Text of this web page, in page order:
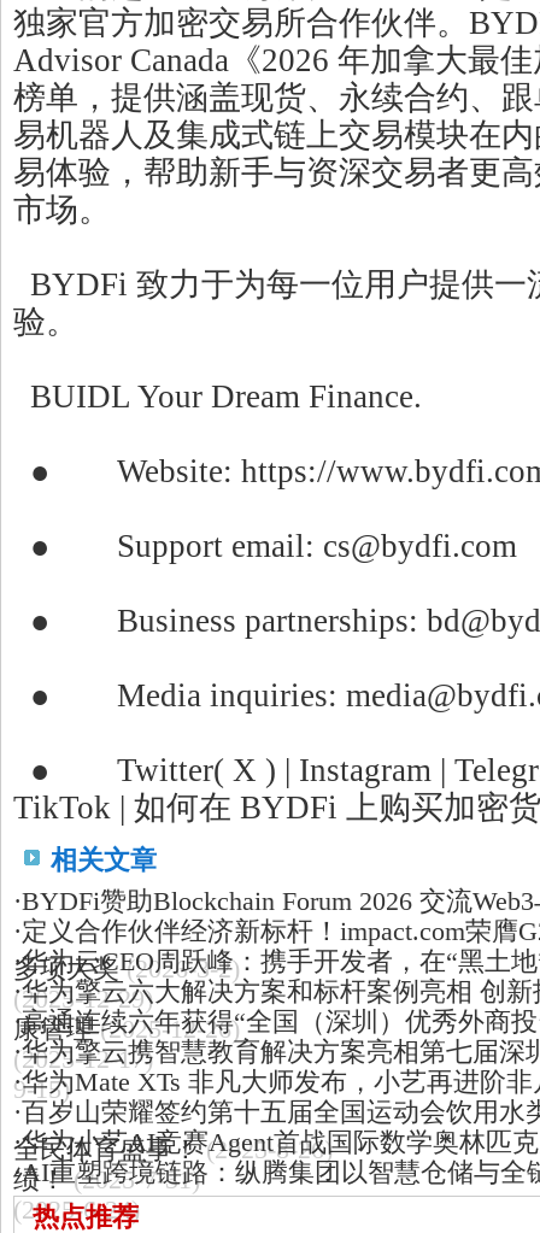
独家官方加密交易所合作伙伴。
Advisor Canada《2026 年加拿大最
榜单，提供涵盖现货、永续合约、
易机器人及集成式链上交易模块在
易体验，帮助新手与资深交易者更
市场。
BYDFi 致力于为每一位用户提供一
验。
BUIDL Your Dream Finance.
● Website: https://
● Support email: cs@bydfi.com
● Business partnerships:
● Media inquiries:
● Twitter( X ) | Instagram |
TikTok | 如何在 BYDFi 上购买加密
相关文章
·BYDFi赞助Blockchain Forum 2026 交流
·定义合作伙伴经济新标杆！impact.com荣膺
多项大奖 (2026-3-2)
·华为云CEO周跃峰：携手开发者，在“黑土
(2025-12-29)
·华为擎云六大解决方案和标杆案例亮相 创
康管理 (2025-12-26)
·高通连续六年获得“全国（深圳）优秀外商
(2025-12-17)
·华为擎云携智慧教育解决方案亮相第七届深
9-15)
·华为Mate XTs 非凡大师发布，小艺再进阶
·百岁山荣耀签约第十五届全国运动会饮用水
全民体育盛事！ (2025-8-26)
·华为小艺AI竞赛Agent首战国际数学奥林匹
绩！ (2025-7-31)
·AI重塑跨境链路：纵腾集团以智慧仓储与全
(2025-6-24)
热点推荐